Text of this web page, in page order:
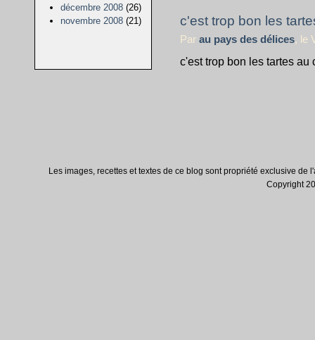
décembre 2008 (26)
novembre 2008 (21) c'est trop bon les
Parau pays des délices, le
c'est trop bon les tartes
Les images, recettes et textes de ce blog sont propriété exclusive
Copyright